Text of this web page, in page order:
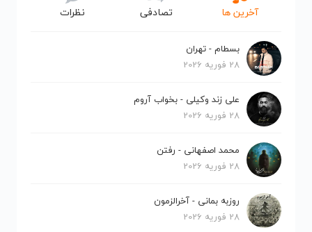
آخرین ها تصادفی نظرات
بسطام - تهران
28 فوریه 2026
علی زند وکیلی - بخواب آروم
28 فوریه 2026
محمد اصفهانی - رفتن
28 فوریه 2026
روزبه بمانی - آخرالزمون
28 فوریه 2026